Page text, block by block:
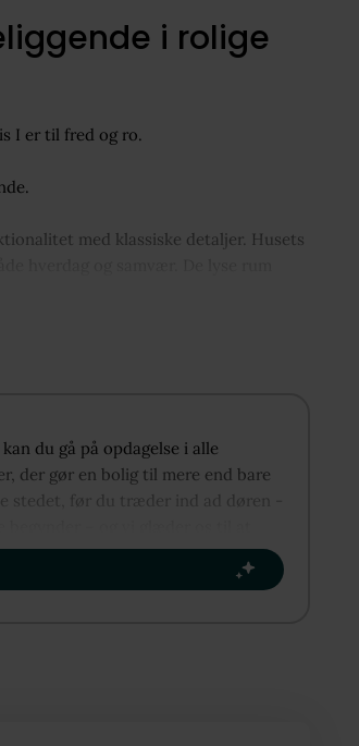
i rolige
I er til fred og ro.
med klassiske detaljer. Husets
fleksibelt – hvad enten der er behov
afslapning og udeliv.
indkøbsmuligheder, idrætshal og
til motorvej ca. 15 minutter herfra.
du gå på opdagelse i alle
der gør en bolig til mere end bare
stedet, før du træder ind ad døren -